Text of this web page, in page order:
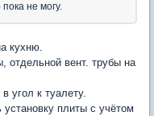
не могу.
кухню.
отдельной вент. трубы на
угол к туалету.
установку плиты с учётом